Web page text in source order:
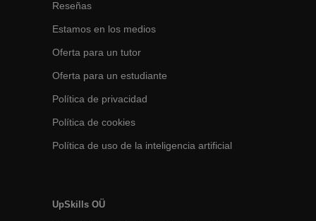
Reseñas
Estamos en los medios
Oferta para un tutor
Oferta para un estudiante
Política de privacidad
Política de cookies
Política de uso de la inteligencia artificial
UpSkills OÜ